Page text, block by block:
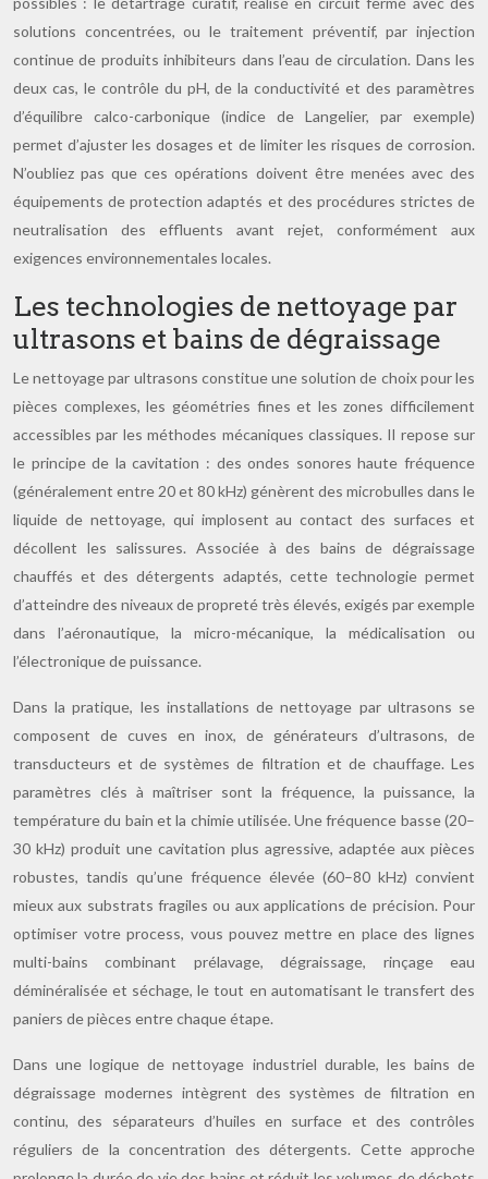
solutions concentrées, ou le traitement préventif, par injection
continue de produits inhibiteurs dans l’eau de circulation. Dans les
deux cas, le contrôle du pH, de la conductivité et des paramètres
d’équilibre calco-carbonique (indice de Langelier, par exemple)
permet d’ajuster les dosages et de limiter les risques de corrosion.
N’oubliez pas que ces opérations doivent être menées avec des
équipements de protection adaptés et des procédures strictes de
neutralisation des effluents avant rejet, conformément aux
exigences environnementales locales.
Les technologies de nettoyage par
ultrasons et bains de dégraissage
Le nettoyage par ultrasons constitue une solution de choix pour les
pièces complexes, les géométries fines et les zones difficilement
accessibles par les méthodes mécaniques classiques. Il repose sur
le principe de la cavitation : des ondes sonores haute fréquence
(généralement entre 20 et 80 kHz) génèrent des microbulles dans le
liquide de nettoyage, qui implosent au contact des surfaces et
décollent les salissures. Associée à des bains de dégraissage
chauffés et des détergents adaptés, cette technologie permet
d’atteindre des niveaux de propreté très élevés, exigés par exemple
dans l’aéronautique, la micro-mécanique, la médicalisation ou
l’électronique de puissance.
Dans la pratique, les installations de nettoyage par ultrasons se
composent de cuves en inox, de générateurs d’ultrasons, de
transducteurs et de systèmes de filtration et de chauffage. Les
paramètres clés à maîtriser sont la fréquence, la puissance, la
température du bain et la chimie utilisée. Une fréquence basse (20–
30 kHz) produit une cavitation plus agressive, adaptée aux pièces
robustes, tandis qu’une fréquence élevée (60–80 kHz) convient
mieux aux substrats fragiles ou aux applications de précision. Pour
optimiser votre process, vous pouvez mettre en place des lignes
multi-bains combinant prélavage, dégraissage, rinçage eau
déminéralisée et séchage, le tout en automatisant le transfert des
paniers de pièces entre chaque étape.
Dans une logique de nettoyage industriel durable, les bains de
dégraissage modernes intègrent des systèmes de filtration en
continu, des séparateurs d’huiles en surface et des contrôles
réguliers de la concentration des détergents. Cette approche